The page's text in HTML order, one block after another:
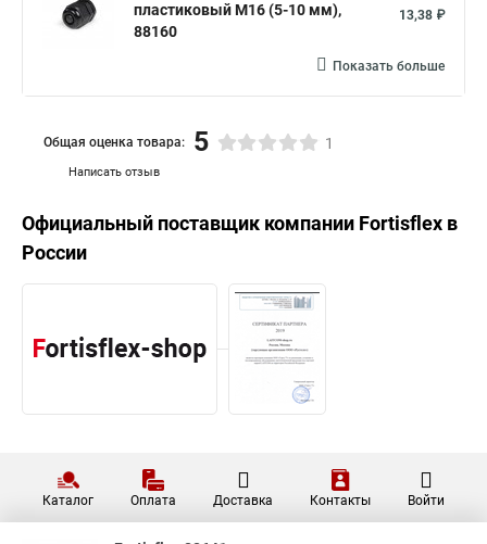
пластиковый М16 (5-10 мм),
88160
13,38 ₽
Показать больше
Написать отзыв
Общая оценка товара: 5 1
Официальный поставщик компании Fortisflex в
России
Каталог Оплата Доставка Контакты Войти